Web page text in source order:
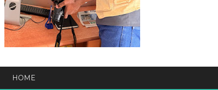
HOME